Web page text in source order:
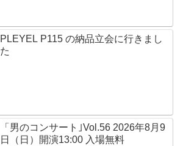
PLEYEL P115 の納品立会に行きまし
た
「男のコンサート｣Vol.56 2026年8月9
日（日）開演13:00 入場無料